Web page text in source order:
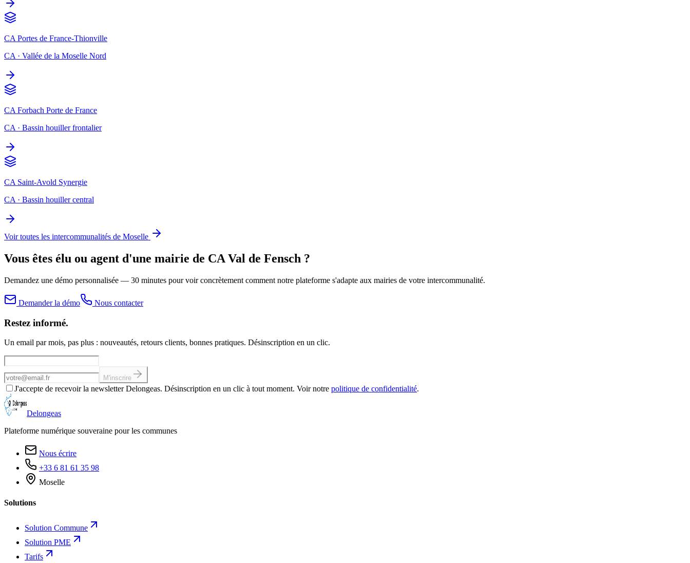
CA Portes de France-Thionville
CA · Vallée de la Moselle Nord
CA Forbach Porte de France
CA · Bassin houiller frontalier
CA Saint-Avold Synergie
CA · Bassin houiller central
Voir toutes les intercommunalités de Moselle
Vous êtes élu ou agent d'une mairie de CA Val de Fensch ?
Demandez une démo personnalisée — 30 minutes pour voir concrètement comment notre plateforme s'adapte aux mairies de votre intercommunalité.
Demander la démo Nous contacter
Restez informé.
Un email par mois, pas plus : nouveautés, retours clients, bonnes pratiques. Désinscription en un clic.
M'inscrire
J'accepte de recevoir la newsletter Delongeas. Désinscription en un clic à tout moment. Voir notre politique de confidentialité.
Delongeas
Plateforme numérique souveraine pour les communes
Nous écrire
+33 6 81 61 35 98
Moselle
Solutions
Solution Commune
Solution PME
Tarifs